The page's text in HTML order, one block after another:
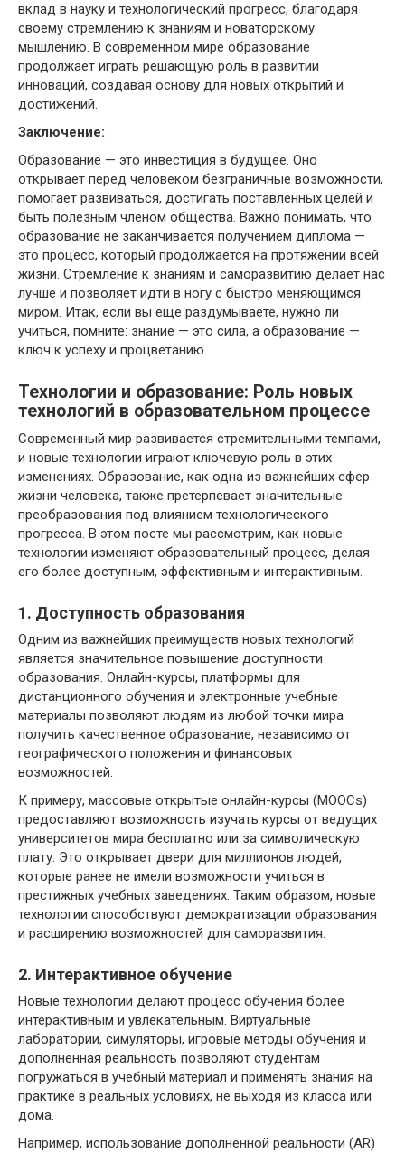
вклад в науку и технологический прогресс, благодаря
своему стремлению к знаниям и новаторскому
мышлению. В современном мире образование
продолжает играть решающую роль в развитии
инноваций, создавая основу для новых открытий и
достижений.
Заключение:
Образование — это инвестиция в будущее. Оно
открывает перед человеком безграничные возможности,
помогает развиваться, достигать поставленных целей и
быть полезным членом общества. Важно понимать, что
образование не заканчивается получением диплома —
это процесс, который продолжается на протяжении всей
жизни. Стремление к знаниям и саморазвитию делает нас
лучше и позволяет идти в ногу с быстро меняющимся
миром. Итак, если вы еще раздумываете, нужно ли
учиться, помните: знание — это сила, а образование —
ключ к успеху и процветанию.
Технологии и образование: Роль новых
технологий в образовательном процессе
Современный мир развивается стремительными темпами,
и новые технологии играют ключевую роль в этих
изменениях. Образование, как одна из важнейших сфер
жизни человека, также претерпевает значительные
преобразования под влиянием технологического
прогресса. В этом посте мы рассмотрим, как новые
технологии изменяют образовательный процесс, делая
его более доступным, эффективным и интерактивным.
1. Доступность образования
Одним из важнейших преимуществ новых технологий
является значительное повышение доступности
образования. Онлайн-курсы, платформы для
дистанционного обучения и электронные учебные
материалы позволяют людям из любой точки мира
получить качественное образование, независимо от
географического положения и финансовых
возможностей.
К примеру, массовые открытые онлайн-курсы (MOOCs)
предоставляют возможность изучать курсы от ведущих
университетов мира бесплатно или за символическую
плату. Это открывает двери для миллионов людей,
которые ранее не имели возможности учиться в
престижных учебных заведениях. Таким образом, новые
технологии способствуют демократизации образования
и расширению возможностей для саморазвития.
2. Интерактивное обучение
Новые технологии делают процесс обучения более
интерактивным и увлекательным. Виртуальные
лаборатории, симуляторы, игровые методы обучения и
дополненная реальность позволяют студентам
погружаться в учебный материал и применять знания на
практике в реальных условиях, не выходя из класса или
дома.
Например, использование дополненной реальности (AR)